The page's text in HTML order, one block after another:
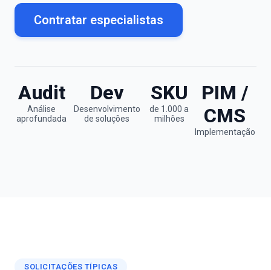
Contratar especialistas
Audit
Análise
aprofundada
Dev
Desenvolvimento
de soluções
SKU
de 1.000 a
milhões
PIM /
CMS
Implementação
SOLICITAÇÕES TÍPICAS